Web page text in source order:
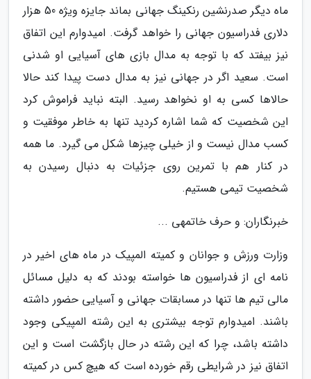
ماه دیگر صدرنشین رنکینگ جهانی بماند جایزه ویژه 50 هزار
دلاری فدراسیون جهانی را خواهد گرفت. امیدوارم این اتفاق
نیز بیفتد که با توجه به مدال بازی های آسیایی او شدنی
است. سعید اگر در جهانی نیز به مدال دست پیدا کند حالا
حالاها کسی به او نخواهد رسید. البته نباید فراموش کرد
این شخصیت که شما اشاره کردید تنها به خاطر موفقیت و
کسب مدال نیست و از خیلی چیزها شکل می گیرد. ما همه
در کنار هم با تمرین روی جزئیات به دنبال رسیدن به
شخصیت تیمی هستیم.
خبرنگاران: و حرف خاتمهی ...
وزارت ورزش و جوانان و کمیته المپیک در ماه های اخیر در
نامه ای از فدراسیون ها خواسته بودند که به دلیل مسائل
مالی تیم ها تنها در مسابقات جهانی و آسیایی حضور داشته
باشند. امیدوارم توجه بیشتری به این رشته المپیکی وجود
داشته باشد، چرا که این رشته در حال بازگشت است و این
اتفاق نیز در شرایطی رقم خورده است که هیچ کس در کمیته